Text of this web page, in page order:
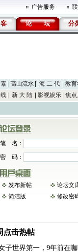
广告服务
客 论 坛 分
高山流水 海 二 代 教
新 大 陆 影视娱乐 焦点
笔 名：
密 码：
发布新帖 论坛文
简洁版
修改密
点击热帖
子世界第一，9年前在